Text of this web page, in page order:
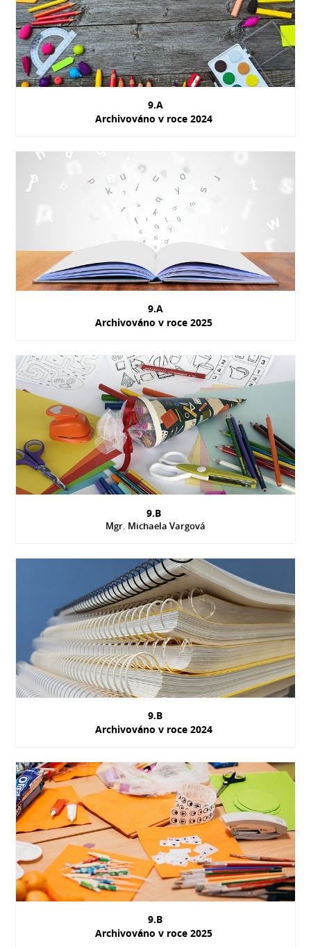
9.A
Archivováno v roce 2024
9.A
Archivováno v roce 2025
9.B
Mgr. Michaela Vargová
9.B
Archivováno v roce 2024
9.B
Archivováno v roce 2025